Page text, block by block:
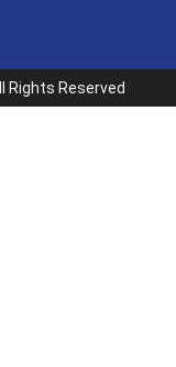
Rights Reserved